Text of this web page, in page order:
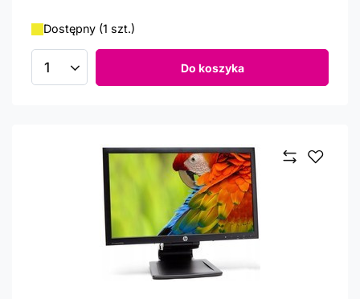
Dostępny (1 szt.)
Ilość produktów Do koszyka